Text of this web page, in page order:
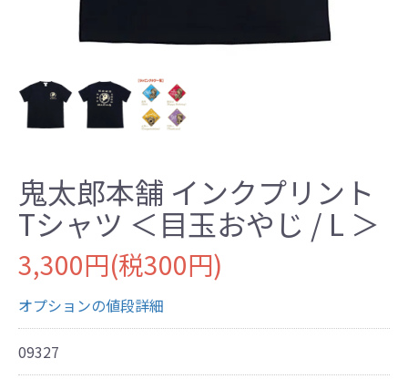
鬼太郎本舗 インクプリント
Tシャツ ＜目玉おやじ / L ＞
3,300円(税300円)
オプションの値段詳細
09327